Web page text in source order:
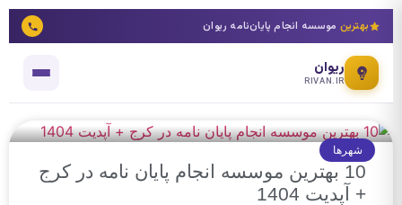
بهترین موسسه انجام پایان‌نامه ریوان
ریوان
RIVAN.IR
شهرها
10 بهترین موسسه انجام پایان نامه در کرج
+ آپدیت 1404